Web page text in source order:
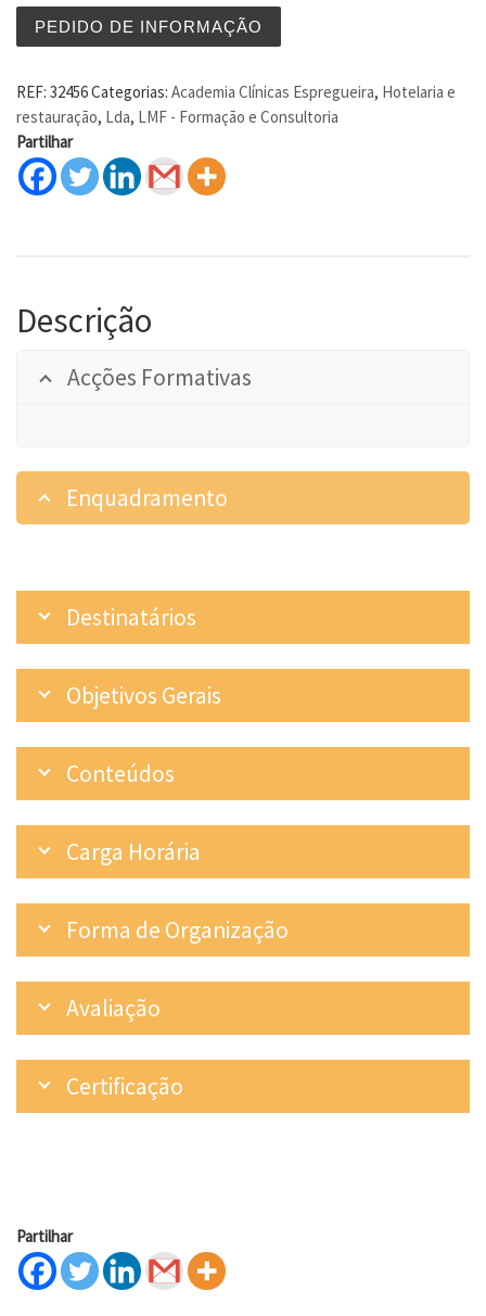
PEDIDO DE INFORMAÇÃO
REF: 32456Categorias: Academia Clínicas Espregueira, Hotelaria e
restauração, Lda, LMF - Formação e Consultoria
Partilhar
Descrição
Acções Formativas
Enquadramento
Destinatários
Objetivos Gerais
Conteúdos
Carga Horária
Forma de Organização
Avaliação
Certificação
Partilhar